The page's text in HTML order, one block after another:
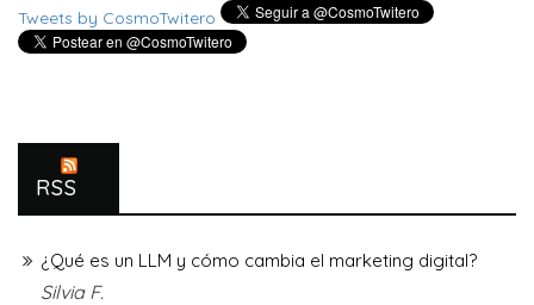
Tweets by CosmoTwitero
RSS
¿Qué es un LLM y cómo cambia el marketing digital?
Silvia F.